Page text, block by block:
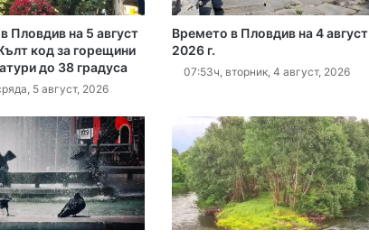
2026
Оставиха в ареста мъж, обвинен в отвличането на жена си и детето им
2026
„Sharenting“ или как с една снимка от плажа излагаме детето си на риск
Пловдив на 5 август
код за горещини
до 38 градуса
5 август, 2026
Времето в Пловдив на 4 август
2026 г.
07:53ч, вторник, 4 август, 2026